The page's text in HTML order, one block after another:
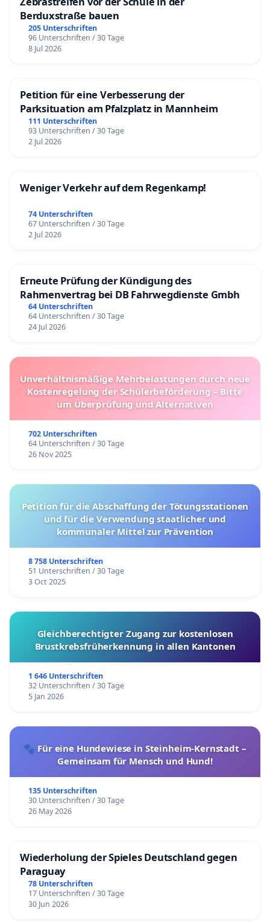
Berduxstraße bauen
205 Unterschriften
96 Unterschriften / 30 Tage
8 Jul 2026
Petition für eine Verbesserung der
Parksituation am Pfalzplatz in Mannheim
111 Unterschriften
93 Unterschriften / 30 Tage
2 Jul 2026
Weniger Verkehr auf dem Regenkamp!
74 Unterschriften
67 Unterschriften / 30 Tage
2 Jul 2026
Erneute Prüfung der Kündigung des
Rahmenvertrag bei DB Fahrwegdienste Gmbh
64 Unterschriften
64 Unterschriften / 30 Tage
24 Jul 2026
Unverhältnismäßige Mehrbelastungen durch neue
Kostenregelung der Schülerbeförderung – Bitte
um Überprüfung und Alternativen
702 Unterschriften
64 Unterschriften / 30 Tage
26 Nov 2025
Petition für die Abschaffung der Tötungsstationen
und für die Verwendung staatlicher und
kommunaler Mittel zur Prävention
8 758 Unterschriften
51 Unterschriften / 30 Tage
3 Oct 2025
Gleichberechtigter Zugang zur kostenlosen
Brustkrebsfrüherkennung in allen Kantonen
1 646 Unterschriften
32 Unterschriften / 30 Tage
5 Jan 2026
🐾 Für eine Hundewiese in Steinheim-Kernstadt –
Gemeinsam für Mensch und Hund!
135 Unterschriften
30 Unterschriften / 30 Tage
26 May 2026
Wiederholung der Spieles Deutschland gegen
Paraguay
78 Unterschriften
17 Unterschriften / 30 Tage
30 Jun 2026